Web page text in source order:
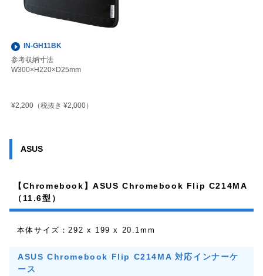
IN-GH11BK
参考収納寸法
W300×H220×D25mm
¥2,200 （税抜き ¥2,000）
ASUS
【Chromebook】ASUS Chromebook Flip C214MA
（11.6型）
本体サイズ：292 x 199 x 20.1mm
ASUS Chromebook Flip C214MA 対応インナーケ
ース